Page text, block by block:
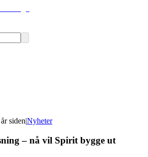
siden|Nyheter
– nå vil Spirit bygge ut